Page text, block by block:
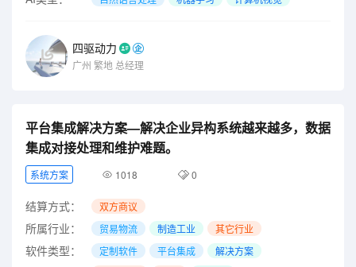
四驱动力
广州 繁地 总经理
平台集成解决方案—解决企业异构系统越来越多，数据
集成对接处理和维护难题。
系统方案 1018 0
结算方式： 双方商议
所属行业： 贸易物流 制造工业 其它行业
软件类型： 定制软件 平台集成 解决方案